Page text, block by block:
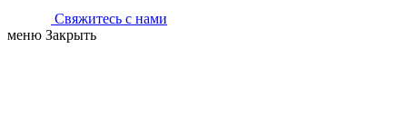
Свяжитесь с нами
меню Закрыть